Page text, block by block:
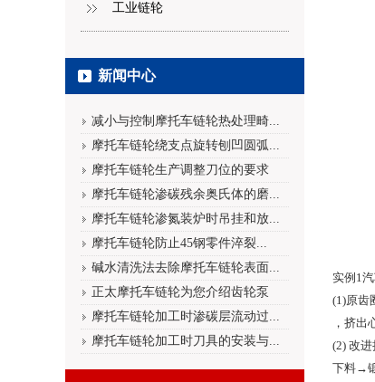
工业链轮
新闻中心
减小与控制摩托车链轮热处理畸...
摩托车链轮绕支点旋转刨凹圆弧...
摩托车链轮生产调整刀位的要求
摩托车链轮渗碳残余奥氏体的磨...
摩托车链轮渗氮装炉时吊挂和放...
摩托车链轮防止45钢零件淬裂...
碱水清洗法去除摩托车链轮表面...
正太摩托车链轮为您介绍齿轮泵
摩托车链轮加工时渗碳层流动过...
摩托车链轮加工时刀具的安装与...
实例1
(1)原齿
，挤出
(2) 改
下料→